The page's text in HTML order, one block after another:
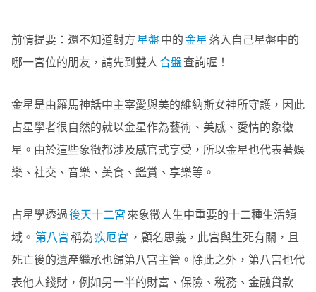
前情提要：還不知道對方星盤中的金星 落入自己星盤中的
哪一宮位的朋友，請先到雙人合盤查詢喔！
金星是由羅馬神話中主宰愛與美的維納斯女神所守護，因此
占星學者很自然的就以金星作為藝術、美感、愛情的象徵
星。由於這些象徵都涉及感官式享受，所以金星也代表著娛
樂、社交、音樂、美食、鑑賞、享樂等。
占星學透過後天十二宮來象徵人生中重要的十二種生活領
域。 第八宮稱為疾厄宮 ，顧名思義，此宮與生死有關，且
死亡後的遺產繼承也歸第八宮主管。除此之外，第八宮也代
表他人錢財，例如另一半的財富、保險、稅務、金融貸款